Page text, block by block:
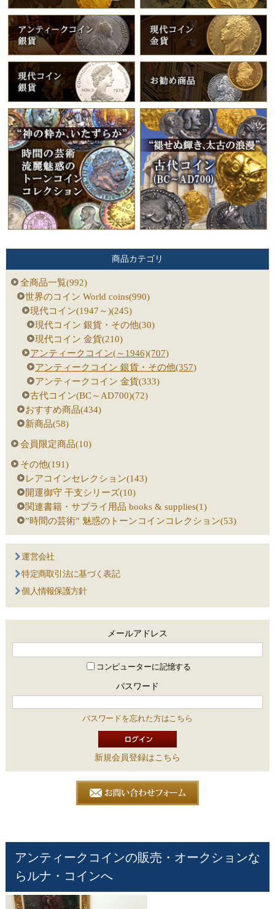
商品カテゴリ
全商品一覧(992)
世界のコイン World coins(990)
現代コイン(1947～)(245)
現代コイン 銀貨・その他(30)
現代コイン 金貨(210)
アンティークコイン(～1946)(707)
アンティークコイン 銀貨・その他(357)
アンティークコイン 金貨(333)
古代コイン(BC～AD700)(72)
おすすめ商品(434)
新商品(58)
会員限定商品(10)
その他(191)
レアコインセレクション(143)
開運御守 干支シリーズ(10)
関連書籍・サプライ用品 books & supplies(1)
”時間の芸術” 魅惑のトーンコインコレクション(53)
運営会社
特定商取引法に基づく表記
個人情報保護方針
メールアドレス
コンピューターに記憶する
パスワード
パスワードを忘れた方はこちら
新規会員登録はこちら
アンティークコインの販売・オークションな
らルナ・コインへ